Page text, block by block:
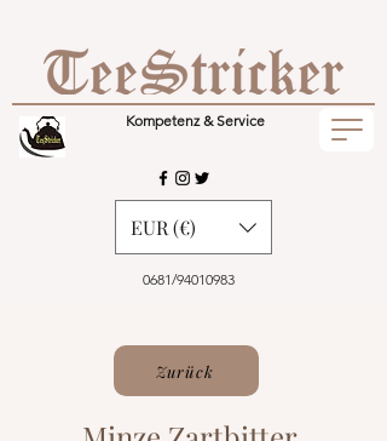
Kompetenz & Service
0681/94010983
EUR (€)
Zurück